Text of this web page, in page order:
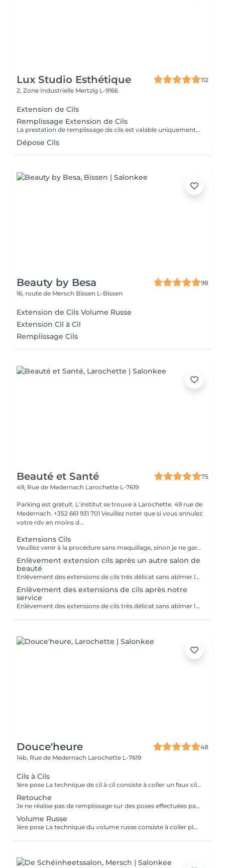
Lux Studio Esthétique
112
2, Zone Industrielle Mertzig L-9166
Extension de Cils
Remplissage Extension de Cils
La prestation de remplissage de cils est valable uniquement pour les clients ayant réalisé leur première pose chez LuxStudio. Si vous avez fait votre première pose dans un autre salon, vous devrez réserver une pose complète de cils afin de bénéficier de notre garantie, même pour les cils que vous avez déjà.
Dépose Cils
Beauty by Besa
98
16, route de Mersch Bissen L-Bissen
Extension de Cils Volume Russe
Extension Cil à Cil
Remplissage Cils
Beauté et Santé
75
49, Rue de Medernach Larochette L-7619
Parking est gratuit. L'institut se trouve à Larochette. 49 rue de
Medernach. +352 661 931 701 Veuillez noter que si vous annulez
votre rdv en moins d...
Extensions Cils
Veuillez venir à la procédure sans maquillage, sinon je ne garantis pas la qualité La correction chaque 2-3 semaines, avec 50-70% cils restant / De nouvelles extensions de cils en 4 à 7 semaines. Recommandations: 1. Durant les premières 24 h après la procédure éviter le contacte directe avec du l'eau. 2. Ne pas frotter ou toucher les cils avec les mains. Ne pas dormir le visage contre l'oreiller. Si l'il pique toucher juste la paupière mobile. 3. Durant 2 jours n'est pas recommandé a fréquenter le sauna, solarium, piscine. 4. Se laver uniquement avec des produits qui ne contient pas du huile. Autour des yeux est mieux de laver avec du l'eau au savon et bourgeon de cotton. 5. N'utiliser pas le mascara. 6. Enlever uniquement chez le Master. Ne pas tirer. 8. Brosser les cils avec une brosse dédier pour ça matin et soir.
Enlèvement extension cils après un autre salon de
beauté
Enlèvement des extensions de cils très délicat sans abîmer les cils naturels!
Enlèvement des extensions de cils après notre
service
Enlèvement des extensions de cils très délicat sans abîmer les cils naturels!
Douce'heure
48
14b, Rue de Medernach Larochette L-7619
Cils à Cils
1ère pose La technique de cil à cil consiste à coller un faux cil sur chacun de vos cils naturels. De cette façon, il est possible d'agir sur leur longueur, leur courbure, et de leur épaisseur.
Retouche
Je ne réalise pas de remplissage sur des poses effectuées par d'autres techniciennes. Pour un regard toujours parfait, une vérification ou un entretien toutes les 3 à 4 semaines est nécessaire, afin de poser d'autres extensions sur les nouveaux cils qui sont tombés.
Volume Russe
1ère pose La technique du volume russe consiste à coller plusieurs faux cils sur chacun de vos cils naturels. De cette façon, il est possible d'agir sur leur longueur, leur courbure, leur épaisseur et leur volume